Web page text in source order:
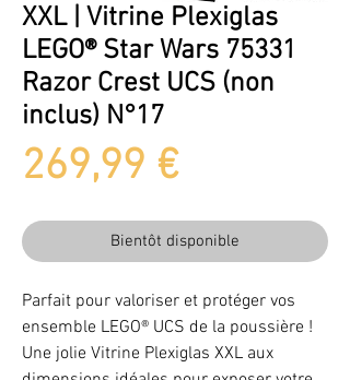
XXL | Vitrine Plexiglas
LEGO® Star Wars 75331
Razor Crest UCS (non
inclus) N°17
269,99 €Prix
Bientôt disponible
Parfait pour valoriser et protéger vos
ensemble LEGO® UCS de la poussière !
Une jolie Vitrine Plexiglas XXL aux